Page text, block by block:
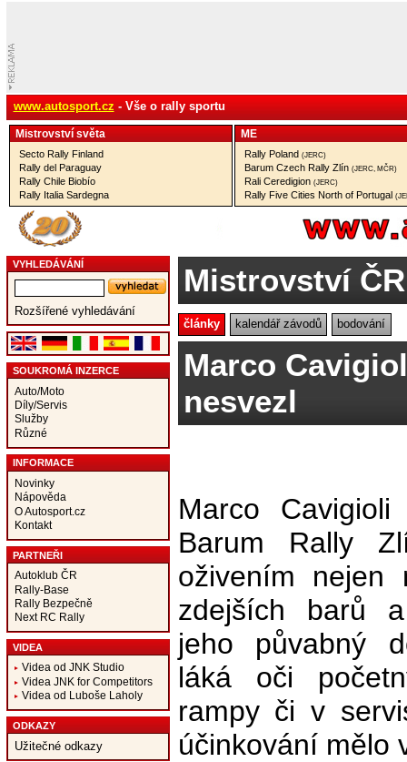
www.autosport.cz - Vše o rally sportu
Mistrovství­ světa
Secto Rally Finland
Rally del Paraguay
Rally Chile Biobío
Rally Italia Sardegna
ME
Rally Poland (JERC)
Barum Czech Rally Zlín (JERC, MČR)
Rali Ceredigion (JERC)
Rally Five Cities North of Portugal
VYHLEDÁVÁNÍ
Rozšířené vyhledávání
SOUKROMÁ INZERCE
Auto/Moto
Díly/Servis
Služby
Různé
INFORMACE
Novinky
Nápověda
O Autosport.cz
Kontakt
PARTNEŘI
Autoklub ČR
Rally-Base
Rally Bezpečně
Next RC Rally
VIDEA
Videa od JNK Studio
Videa JNK for Competitors
Videa od Luboše Laholy
ODKAZY
Užitečné odkazy
Mistrovství
články kalendář závodů bodování
Marco
nesvezl
Marco
Barum Rally
oživením nejen
zdejších barů
jeho půvabný
láká oči
rampy či v
účinkování mělo